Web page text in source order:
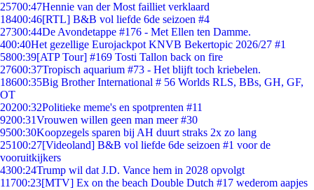
25700:47Hennie van der Most failliet verklaard
18400:46[RTL] B&B vol liefde 6de seizoen #4
27300:44De Avondetappe #176 - Met Ellen ten Damme.
400:40Het gezellige Eurojackpot KNVB Bekertopic 2026/27 #1
5800:39[ATP Tour] #169 Tosti Tallon back on fire
27600:37Tropisch aquarium #73 - Het blijft toch kriebelen.
18600:35Big Brother International # 56 Worlds RLS, BBs, GH, GF,
OT
20200:32Politieke meme's en spotprenten #11
9200:31Vrouwen willen geen man meer #30
9500:30Koopzegels sparen bij AH duurt straks 2x zo lang
25100:27[Videoland] B&B vol liefde 6de seizoen #1 voor de
vooruitkijkers
4300:24Trump wil dat J.D. Vance hem in 2028 opvolgt
11700:23[MTV] Ex on the beach Double Dutch #17 wederom aapjes